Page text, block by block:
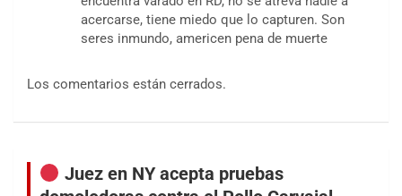
acercarse, tiene miedo que lo capturen. Son
seres inmundo, americen pena de muerte
Los comentarios están cerrados.
Juez en NY acepta pruebas